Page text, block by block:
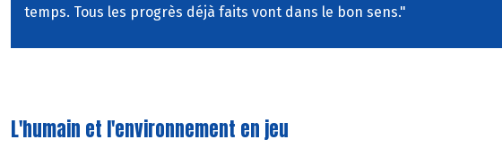
temps. Tous les progrès déjà faits vont dans le bon sens."
L'humain et l'environnement en jeu